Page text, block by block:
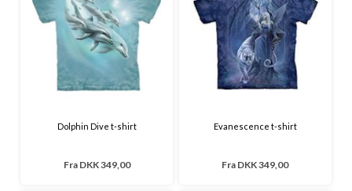
Dolphin Dive t-shirt
Fra DKK 349,00
Evanescence t-shirt
Fra DKK 349,00